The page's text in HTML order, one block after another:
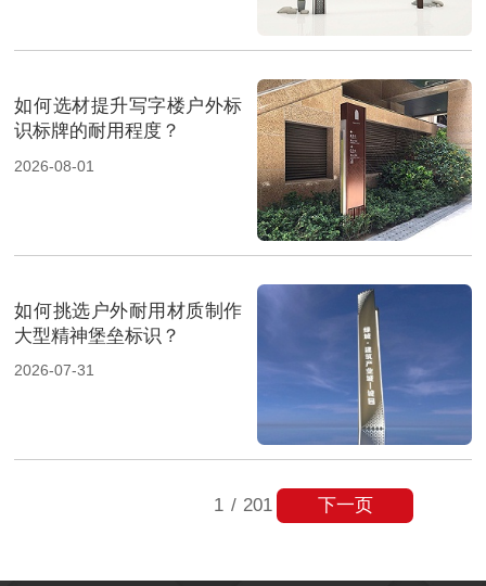
如何选材提升写字楼户外标
识标牌的耐用程度？
2026-08-01
如何挑选户外耐用材质制作
大型精神堡垒标识？
2026-07-31
1 / 201 下一页